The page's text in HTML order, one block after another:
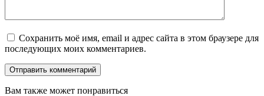
Сохранить моё имя, email и адрес сайта в этом браузере для
последующих моих комментариев.
Вам также может понравиться